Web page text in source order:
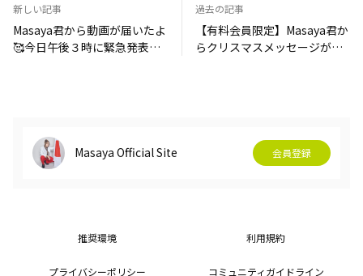
新しい記事
Masaya君から動画が届いたよ
🥰今日午後３時に緊急発表も
過去の記事
【有料会員限定】Masaya君か
らクリスマスメッセージが届
Masaya Official Site 会員登録
推奨環境 利用規約
プライバシーポリシー コミュニティガイドライン